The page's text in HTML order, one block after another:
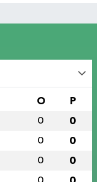
O P
0 0
0 0
0 0